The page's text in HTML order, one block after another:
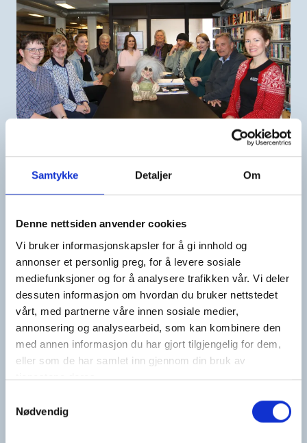
Samtykke Detaljer Om
Denne nettsiden anvender cookies
Vi bruker informasjonskapsler for å gi innhold og
annonser et personlig preg, for å levere sosiale
mediefunksjoner og for å analysere trafikken vår. Vi deler
dessuten informasjon om hvordan du bruker nettstedet
vårt, med partnerne våre innen sosiale medier,
annonsering og analysearbeid, som kan kombinere den
med annen informasjon du har gjort tilgjengelig for dem,
eller som de har samlet inn gjennom din bruk av
tjenestene deres.
Nødvendig
Kittelsenuka
Et samarbeid på tvers av fag og miljøer.
Les mer
Cudrios gate 3